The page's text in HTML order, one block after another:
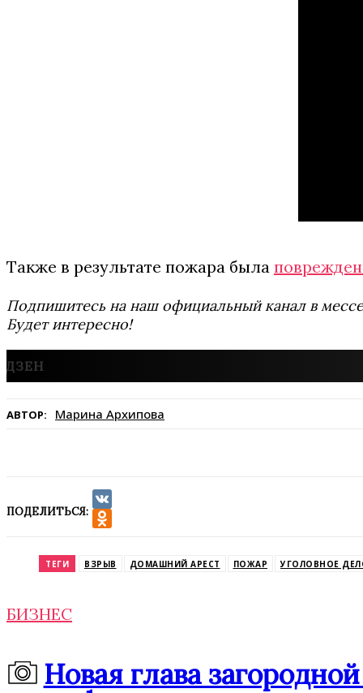
Также в результате пожара была
Подпишитесь на наш официальный канал в
Будет интересно!
АВТОР: Марина Архипова
ПОДЕЛИТЬСЯ:
VK
ТЕГИ ВЗРЫВ ДОМАШНИЙ АРЕСТ ПОЖАР УГОЛОВНОЕ
БИЗНЕС
Новая глава